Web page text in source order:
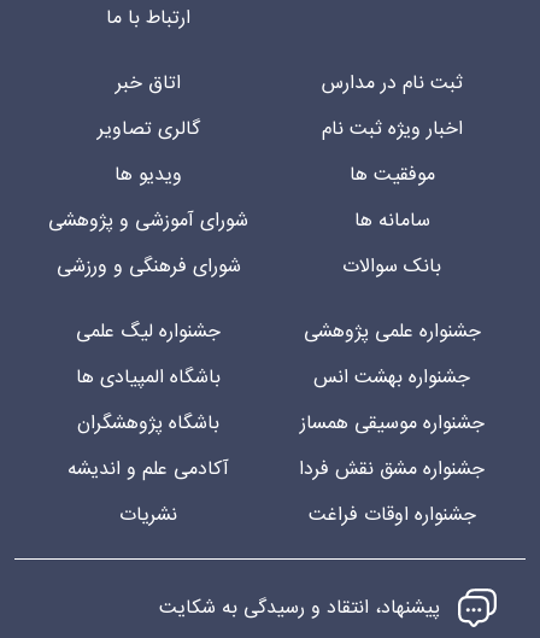
ارتباط با ما
ثبت نام در مدارس
اخبار ویژه ثبت نام
موفقیت ها
سامانه ها
بانک سوالات
اتاق خبر
گالری تصاویر
ویدیو ها
شورای آموزشی و پژوهشی
شورای فرهنگی و ورزشی
جشنواره علمی پژوهشی
جشنواره بهشت انس
جشنواره موسیقی همساز
جشنواره مشق نقش فردا
جشنواره اوقات فراغت
جشنواره لیگ علمی
باشگاه المپیادی ها
باشگاه پژوهشگران
آکادمی علم و اندیشه
نشریات
پیشنهاد، انتقاد و رسیدگی به شکایت